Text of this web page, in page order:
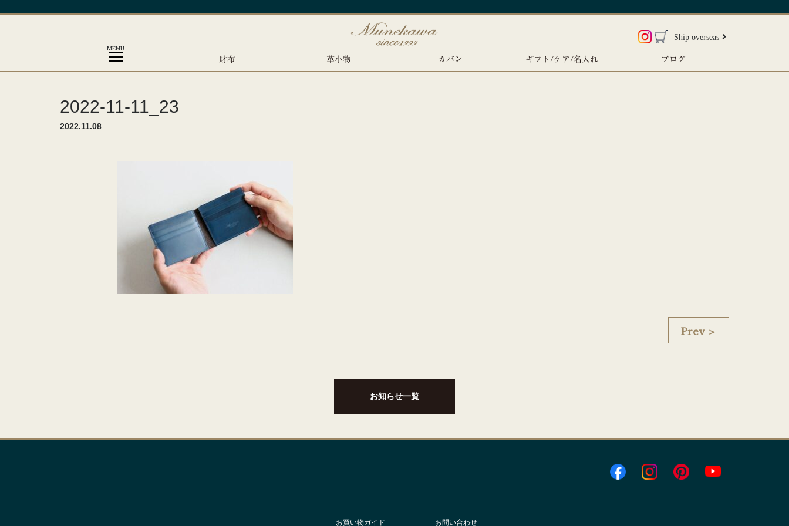
Ship overseas
MENU
財布 革小物 カバン ギフト/ケア/名入れ ブログ
2022-11-11_23
2022.11.08
Prev ＞
お知らせ一覧
お買い物ガイド お問い合わせ